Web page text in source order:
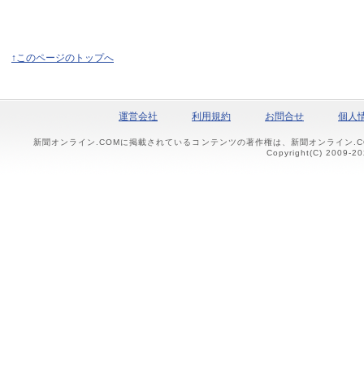
↑このページのトップへ
運営会社 利用規約 お問合せ 個人
新聞オンライン.COMに掲載されているコンテンツの著作権は、新聞オンライン
Copyright(C) 2009-